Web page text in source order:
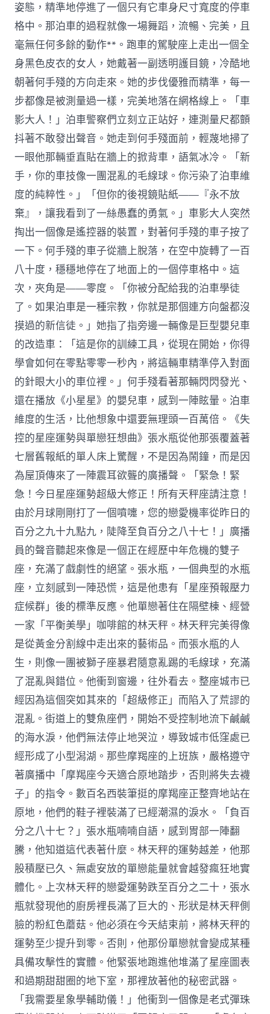
姿態，精準地停進了一個只有它車身尺寸寬度的停車
格中。那泊車的過程就像一場舞蹈，流暢、完美，且
毫無任何多餘的動作**。跑車的駕駛座上走出一個全
身黑色皮衣的女人，她戴著一副透明護目鏡，冷酷地
朝著何手殘的方向走來。她的步伐優雅而精準，每一
步都像是被測量過一樣，完美地落在網格線上。「車
影大人！」泊車警察們立刻立正站好，連測量尺都顫
抖著不敢發出聲音。她走到何手殘面前，輕蔑地掃了
一眼他那輛垂直貼在牆上的掀背車，語氣冰冷。「新
手，你的車技像一團混亂的毛線球。你污染了泊車維
度的純粹性。」「但你的後視鏡貼紙——『永不放
棄』，讓我看到了一絲愚蠢的勇氣。」車影大人突然
掏出一個像是遙控器的裝置，對著何手殘的車子按了
一下。何手殘的車子從牆上脫落，在空中旋轉了一百
八十度，穩穩地停在了地面上的一個停車格中。這
次，夾角是——零度。「你被分配給我的泊車學徒
了。如果泊車是一種宗教，你就是那個連方向盤都沒
摸過的新信徒。」她指了指旁邊一輛像是巨型嬰兒車
的改造車：「這是你的訓練工具，從現在開始，你得
學會如何在零點零零一秒內，將這輛車精準停入對面
的針眼大小的車位裡。」何手殘看著那輛閃閃發光、
還在播放《小星星》的嬰兒車，感到一陣眩暈。泊車
維度的生活，比他想象中還要無理頭一百萬倍。《失
控的星座運勢與單戀狂想曲》張水瓶從他那張覆蓋著
七層舊報紙的單人床上驚醒，不是因為鬧鐘，而是因
為屋頂傳來了一陣震耳欲聾的廣播聲。「緊急！緊
急！今日星座運勢超級大修正！所有天秤座請注意！
由於月球剛剛打了一個噴嚏，您的戀愛機率從昨日的
百分之九十九點九，陡降至負百分之八十七！」廣播
員的聲音聽起來像是一個正在經歷中年危機的雙子
座，充滿了戲劇性的絕望。張水瓶，一個典型的水瓶
座，立刻感到一陣恐慌，這是他患有「星座預報壓力
症候群」後的標準反應。他單戀著住在隔壁棟、經營
一家「平衡美學」咖啡館的林天秤。林天秤完美得像
是從黃金分割線中走出來的藝術品。而張水瓶的人
生，則像一團被獅子座暴君隨意亂踢的毛線球，充滿
了混亂與錯位。他衝到窗邊，往外看去。整座城市已
經因為這個突如其來的「超級修正」而陷入了荒謬的
混亂。街道上的雙魚座們，開始不受控制地流下鹹鹹
的海水淚，他們無法停止地哭泣，導致城市低窪處已
經形成了小型潟湖。那些摩羯座的上班族，嚴格遵守
著廣播中「摩羯座今天適合原地踏步，否則將失去襪
子」的指令。數百名西裝筆挺的摩羯座正整齊地站在
原地，他們的鞋子裡裝滿了已經潮濕的淚水。「負百
分之八十七？」張水瓶喃喃自語，感到胃部一陣翻
騰，他知道這代表著什麼。林天秤的運勢越差，他那
股積壓已久、無處安放的單戀能量就會越發瘋狂地實
體化。上次林天秤的戀愛運勢跌至百分之二十，張水
瓶就發現他的廚房裡長滿了巨大的、形狀是林天秤側
臉的粉紅色蘑菇。他必須在今天結束前，將林天秤的
運勢至少提升到零。否則，他那份單戀就會變成某種
具備攻擊性的實體。他緊張地跑進他堆滿了星座圖表
和過期甜甜圈的地下室，那裡放著他的秘密武器。
「我需要星象學輔助儀！」他衝到一個像是老式彈珠